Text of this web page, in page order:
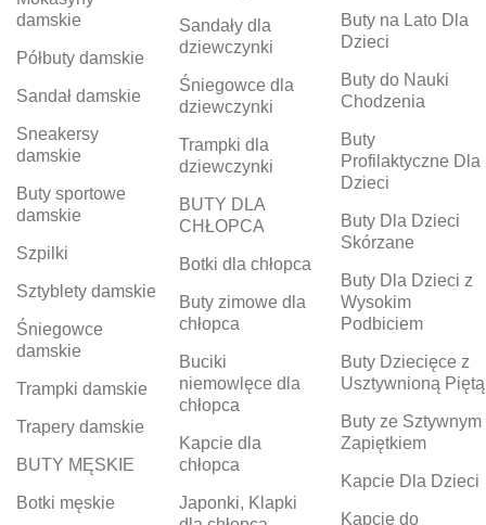
damskie
Półbuty damskie
Sandał damskie
Sneakersy
damskie
Buty sportowe
damskie
Szpilki
Sztyblety damskie
Śniegowce
damskie
Trampki damskie
Trapery damskie
BUTY MĘSKIE
Botki męskie
Sandały dla
dziewczynki
Śniegowce dla
dziewczynki
Trampki dla
dziewczynki
BUTY DLA
CHŁOPCA
Botki dla chłopca
Buty zimowe dla
chłopca
Buciki
niemowlęce dla
chłopca
Kapcie dla
chłopca
Japonki, Klapki
Buty na Lato Dla
Dzieci
Buty do Nauki
Chodzenia
Buty
Profilaktyczne Dla
Dzieci
Buty Dla Dzieci
Skórzane
Buty Dla Dzieci z
Wysokim
Podbiciem
Buty Dziecięce z
Usztywnioną Piętą
Buty ze Sztywnym
Zapiętkiem
Kapcie Dla Dzieci
Kapcie do